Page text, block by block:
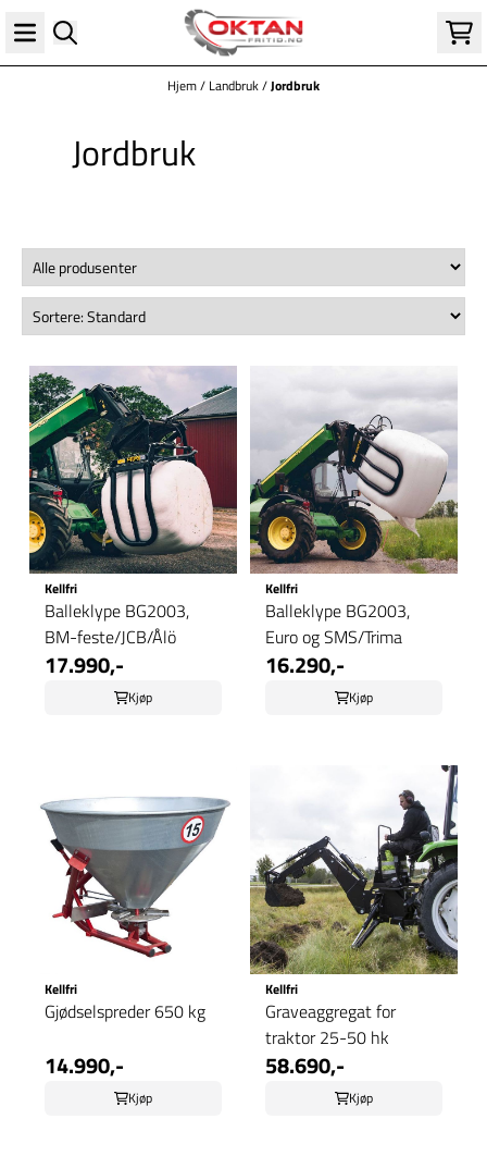
Hopp til innhold
Hjem/ Landbruk/Jordbruk
Jordbruk
Kellfri
Balleklype BG2003,
BM-feste/JCB/Ålö
17.990,-
Kjøp
Kellfri
Balleklype BG2003,
Euro og SMS/Trima
16.290,-
Kjøp
Kellfri
Gjødselspreder 650 kg
14.990,-
Kjøp
Kellfri
Graveaggregat for
traktor 25-50 hk
58.690,-
Kjøp